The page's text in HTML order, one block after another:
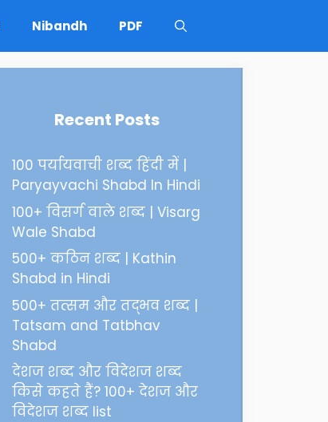
Nibandh PDF
Recent Posts
100 पर्यायवाची शब्द हिंदी में |
Paryayvachi Shabd In Hindi
100+ विसर्ग वाले शब्द | Visarg
Wale Shabd
500+ कठिन शब्द | Kathin
Shabd in Hindi
500+ तत्सम और तद्भव शब्द |
Tatsam and Tatbhav
Shabd
देशज शब्द और विदेशज शब्द
किसे कहते हैं? 100+ देशज और
विदेशज शब्द list